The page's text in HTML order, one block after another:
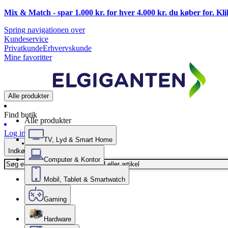
Mix & Match - spar 1.000 kr. for hver 4.000 kr. du køber for.
Spring navigationen over
Kundeservice
PrivatkundeErhvervskunde
Mine favoritter
Alle produkter
Find butik
Log ind
Indkøbskurv
Alle produkter
TV, Lyd & Smart Home
Computer & Kontor
Mobil, Tablet & Smartwatch
Gaming
Hardware